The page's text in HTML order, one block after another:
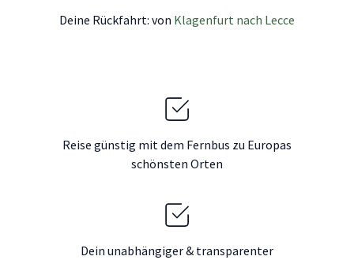
Deine Rückfahrt: von Klagenfurt nach Lecce
Reise günstig mit dem Fernbus zu Europas
schönsten Orten
Dein unabhängiger & transparenter